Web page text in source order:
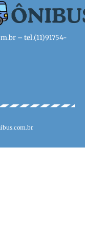
– tel.(11)91754-